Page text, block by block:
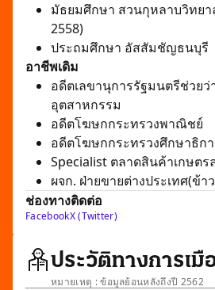
มัธยมศึกษา สวนกุหลาบวิทย
2558)
ประถมศึกษา อัสสัมชัญธนบุรี
อาชีพเดิม
อดีตเลขานุการรัฐมนตรีช่วยว่
อุตสาหกรรม
อดีตโฆษกกระทรวงพาณิชย์
อดีตโฆษกกระทรวงศึกษาธิก
Specialist ตลาดสินค้าเกษตร
ผจก. ฝ่ายขายต่างประเทศ(ข้า
ช่องทางติดต่อ
FacebookX (Twitter)
ประวัติทางการเมื
หมายเหตุ : ข้อมูลย้อนหลังถึงปี 2562